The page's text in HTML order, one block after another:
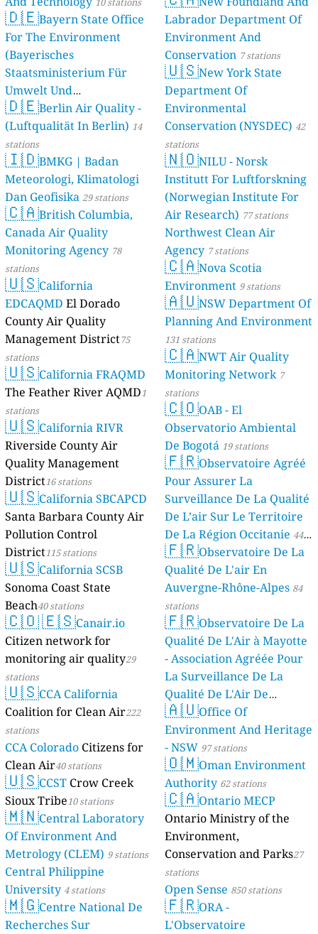
🇩🇪Bayern State Office
For The Environment
(Bayerisches
Staatsministerium Für
Umwelt Und
Verbraucherschutz) - LfU
46 stations
🇩🇪Berlin Air Quality -
(Luftqualität In Berlin) 14
stations
🇮🇩BMKG | Badan
Meteorologi, Klimatologi
Dan Geofisika 29 stations
🇨🇦British Columbia,
Canada Air Quality
Monitoring Agency 78
stations
🇺🇸California
EDCAQMD El Dorado
County Air Quality
Management District75
stations
🇺🇸California FRAQMD
The Feather River AQMD1
stations
🇺🇸California RIVR
Riverside County Air
Quality Management
District16 stations
🇺🇸California SBCAPCD
Santa Barbara County Air
Pollution Control
District115 stations
🇺🇸California SCSB
Sonoma Coast State
Beach40 stations
🇨🇴🇪🇸Canair.io
Citizen network for
monitoring air quality29
stations
🇺🇸CCA California
Coalition for Clean Air222
stations
CCA Colorado Citizens for
Clean Air40 stations
🇺🇸CCST Crow Creek
Sioux Tribe10 stations
🇲🇳Central Laboratory
Of Environment And
Metrology (CLEM) 9 stations
Central Philippine
University 4 stations
🇲🇬Centre National De
Recherches Sur
Labrador Department Of
Environment And
Conservation 7 stations
🇺🇸New York State
Department Of
Environmental
Conservation (NYSDEC) 42
stations
🇳🇴NILU - Norsk
Institutt For Luftforskning
(Norwegian Institute For
Air Research) 77 stations
Northwest Clean Air
Agency 7 stations
🇨🇦Nova Scotia
Environment 9 stations
🇦🇺NSW Department Of
Planning And Environment
131 stations
🇨🇦NWT Air Quality
Monitoring Network 7
stations
🇨🇴OAB - El
Observatorio Ambiental
De Bogotá 19 stations
🇫🇷Observatoire Agréé
Pour Assurer La
Surveillance De La Qualité
De L’air Sur Le Territoire
De La Région Occitanie 44
stations
🇫🇷Observatoire De La
Qualité De L'air En
Auvergne-Rhône-Alpes 84
stations
🇫🇷Observatoire De La
Qualité De L'Air à Mayotte
- Association Agréée Pour
La Surveillance De La
Qualité De L'Air De
Mayotte 4 stations
🇦🇺Office Of
Environment And Heritage
- NSW 97 stations
🇴🇲Oman Environment
Authority 62 stations
🇨🇦Ontario MECP
Ontario Ministry of the
Environment,
Conservation and Parks27
stations
Open Sense 850 stations
🇫🇷ORA -
L'Observatoire